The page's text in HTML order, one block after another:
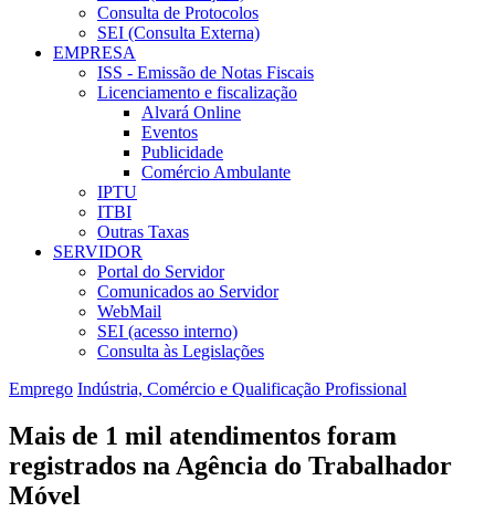
Consulta de Protocolos
SEI (Consulta Externa)
EMPRESA
ISS - Emissão de Notas Fiscais
Licenciamento e fiscalização
Alvará Online
Eventos
Publicidade
Comércio Ambulante
IPTU
ITBI
Outras Taxas
SERVIDOR
Portal do Servidor
Comunicados ao Servidor
WebMail
SEI (acesso interno)
Consulta às Legislações
Emprego Indústria, Comércio e Qualificação Profissional
Mais de 1 mil atendimentos foram
registrados na Agência do Trabalhador
Móvel